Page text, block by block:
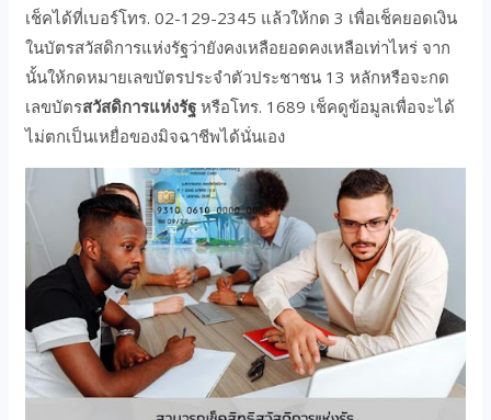
เช็คได้ที่เบอร์โทร. 02-129-2345 แล้วให้กด 3 เพื่อเช็คยอดเงิน
ในบัตรสวัสดิการแห่งรัฐว่ายังคงเหลือยอดคงเหลือเท่าไหร่ จาก
นั้นให้กดหมายเลขบัตรประจำตัวประชาชน 13 หลักหรือจะกด
เลขบัตรสวัสดิการแห่งรัฐ หรือโทร. 1689 เช็คดูข้อมูลเพื่อจะได้
ไม่ตกเป็นเหยื่อของมิจฉาชีพได้นั่นเอง